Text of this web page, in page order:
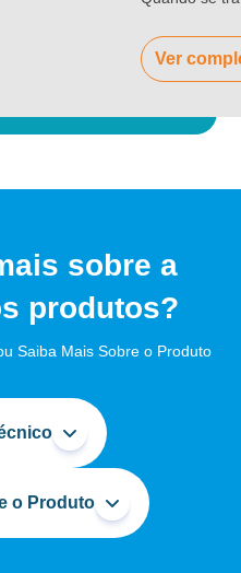
Ver
sobre a
produtos?
Saiba Mais Sobre o Produto
o Produto